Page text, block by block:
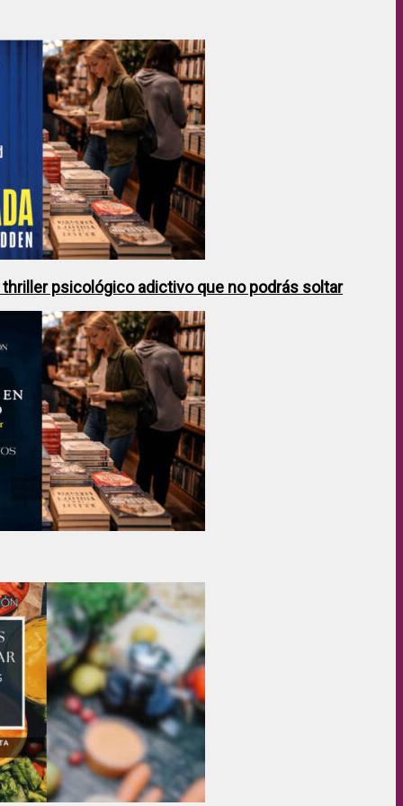
thriller psicológico adictivo que no podrás soltar